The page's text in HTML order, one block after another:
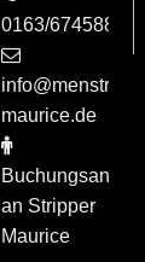
0163/6745884
info@menstrip-
maurice.de
Buchungsanfrage
an Stripper
Maurice